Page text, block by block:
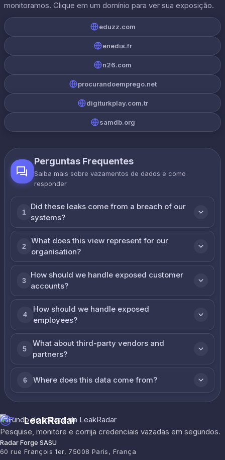
monitoramos. Clique em um domínio para ver sua exposição.
eduzz.com
enedis.fr
n26.com
procurandoemprego.net
digiturkplay.com.tr
samdb.org
Perguntas Frequentes
Saiba mais sobre vazamentos de dados e como
responder
1
Did these leaks come from a breach of our
systems?
2
What does this view represent for our
organisation?
3
How should we handle exposed customer
accounts?
4
How should we handle exposed
employees?
5
What about third-party vendors and
partners?
6 Where does this data come from?
LeakRadar
Pesquise, monitore e corrija credenciais vazadas em segundos.
Radar Forge SASU
60 rue François 1er, 75008 Paris, França